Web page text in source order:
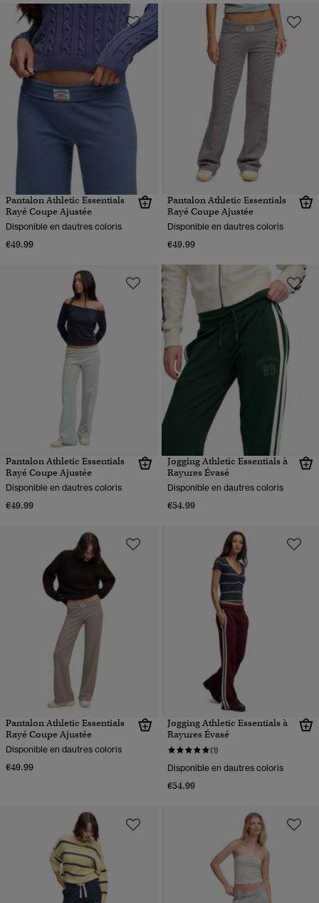
Pantalon Athletic Essentials
Rayé Coupe Ajustée
Disponible en dautres coloris
€49.99
Pantalon Athletic Essentials
Rayé Coupe Ajustée
Disponible en dautres coloris
€49.99
Pantalon Athletic Essentials
Rayé Coupe Ajustée
Disponible en dautres coloris
€49.99
Jogging Athletic Essentials à
Rayures Évasé
Disponible en dautres coloris
€54.99
Pantalon Athletic Essentials
Rayé Coupe Ajustée
Disponible en dautres coloris
€49.99
Jogging Athletic Essentials à
Rayures Évasé
(1)
Disponible en dautres coloris
€54.99